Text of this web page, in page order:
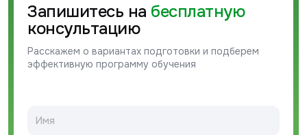
Запишитесь на бесплатную
консультацию
Расскажем о вариантах подготовки и подберем
эффективную программу обучения